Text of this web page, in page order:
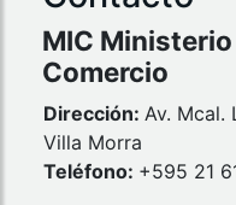
MIC
Comercio
Dirección: Av. Mcal.
Villa Morra
Teléfono: +595 21